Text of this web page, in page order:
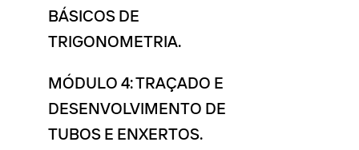
BÁSICOS DE
TRIGONOMETRIA.
MÓDULO 4: TRAÇADO E
DESENVOLVIMENTO DE
TUBOS E ENXERTOS.